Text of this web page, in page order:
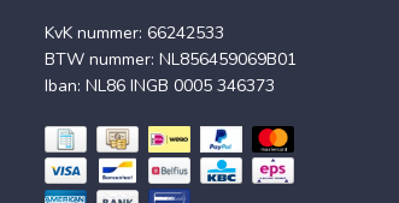
KvK nummer: 66242533
BTW nummer: NL856459069B01
Iban: NL86 INGB 0005 346373